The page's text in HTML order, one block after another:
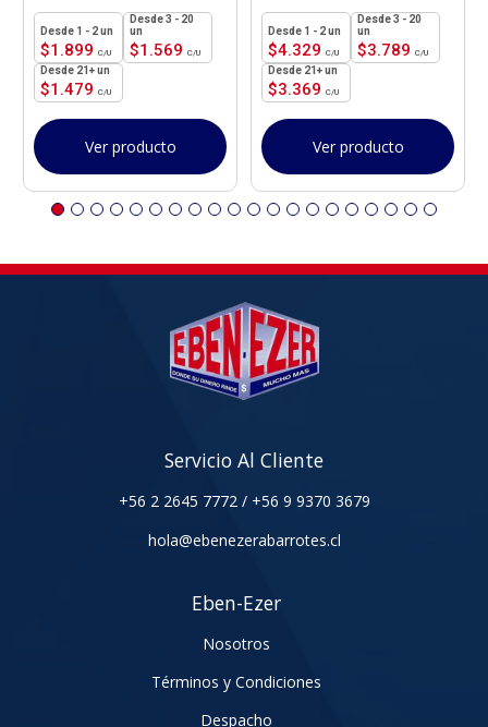
$1.899
1 - 2un
$1.569
3 - 20
un
$1.479
21+ un
Ver producto
$4.329
1 - 2un
$3.789
3 - 20
un
$3.369
21+ un
Ver producto
Servicio Al Cliente
+56 2 2645 7772 / +56 9 9370 3679
hola@ebenezerabarrotes.cl
Eben-Ezer
Nosotros
Términos y Condiciones
Despacho